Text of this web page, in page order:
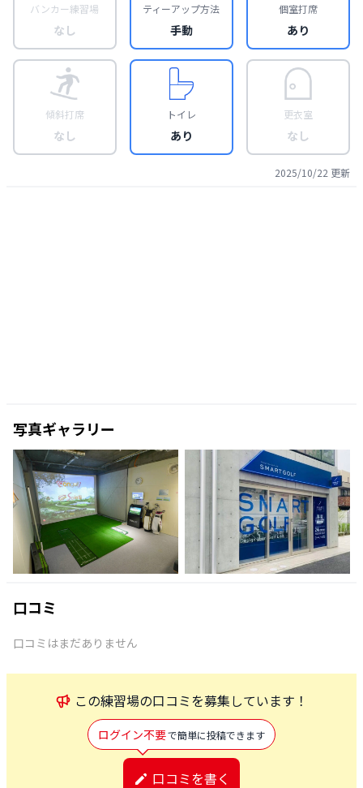
バンカー練習場
なし
ティーアップ方法
手動
個室打席
あり
傾斜打席
なし
トイレ
あり
更衣室
なし
2025/10/22 更新
写真ギャラリー
口コミ
口コミはまだありません
この練習場の口コミを募集しています！
ログイン不要で簡単に投稿できます
口コミを書く